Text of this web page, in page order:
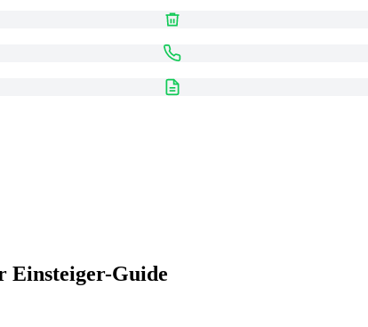
Einsteiger-Guide